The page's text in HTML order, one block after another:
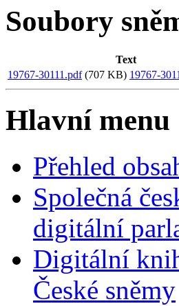
Soubory
Text
19767-30111.pdf(707 KB) 19767-
Hlavní menu
Přehled
Společná
digitální
Digitální
České sněmy